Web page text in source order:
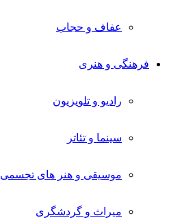
عفاف و حجاب
فرهنگی و هنری
رادیو و تلویزیون
سینما و تئاتر
موسیقی و هنر های تجسمی
میراث و گردشگری